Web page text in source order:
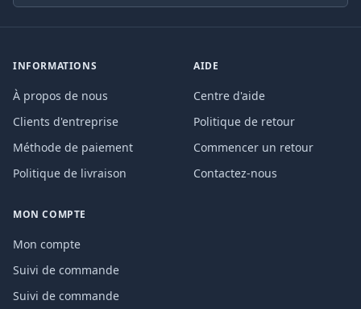
INFORMATIONS
À propos de nous
Clients d'entreprise
Méthode de paiement
Politique de livraison
AIDE
Centre d'aide
Politique de retour
Commencer un retour
Contactez-nous
MON COMPTE
Mon compte
Suivi de commande
Suivi de commande